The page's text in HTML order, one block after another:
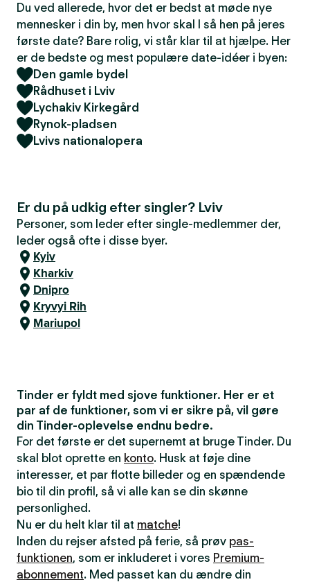
Du ved allerede, hvor det er bedst at møde nye
mennesker i din by, men hvor skal I så hen på jeres
første date? Bare rolig, vi står klar til at hjælpe. Her
er de bedste og mest populære date-idéer i byen:
Den gamle bydel
Rådhuset i Lviv
Lychakiv Kirkegård
Rynok-pladsen
Lvivs nationalopera
Er du på udkig efter singler? Lviv
Personer, som leder efter single-medlemmer der,
leder også ofte i disse byer.
Kyiv
Kharkiv
Dnipro
Kryvyi Rih
Mariupol
Tinder er fyldt med sjove funktioner. Her er et
par af de funktioner, som vi er sikre på, vil gøre
din Tinder-oplevelse endnu bedre.
For det første er det supernemt at bruge Tinder. Du
skal blot oprette en konto. Husk at føje dine
interesser, et par flotte billeder og en spændende
bio til din profil, så vi alle kan se din skønne
personlighed.
Nu er du helt klar til at matche!
Inden du rejser afsted på ferie, så prøv pas-
funktionen, som er inkluderet i vores Premium-
abonnement. Med passet kan du ændre din